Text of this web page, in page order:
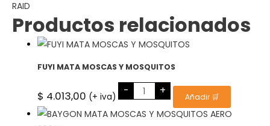
cantidad
RAID
Productos relacionados
FUYI MATA MOSCAS Y MOSQUITOS
$ 4.013,00 (+ iva) - FUYI
MATA
MOSCAS
Y
MOSQUITOS
+ Añadir 🛒